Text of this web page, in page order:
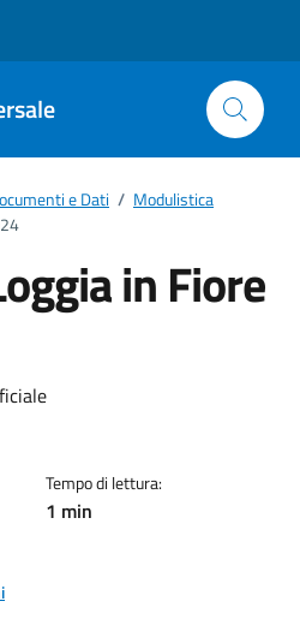
e Dati / Modulistica
in Fiore
Tempo di lettura:
1 min